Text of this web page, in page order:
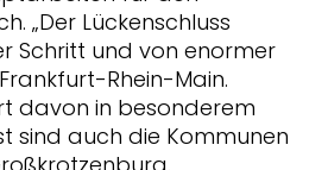
„Der Lückenschluss
Schritt und von enormer
Rhein-Main.
davon in besonderem
sind auch die Kommunen